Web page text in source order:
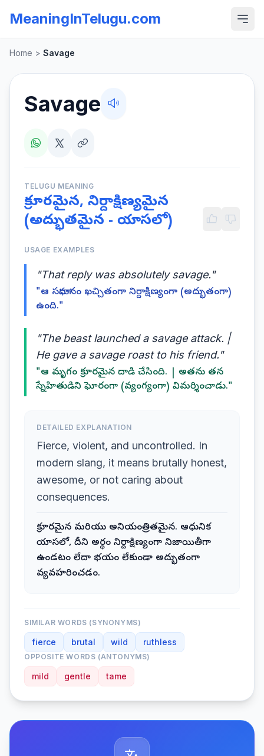
MeaningInTelugu.com
Home > Savage
Savage
TELUGU MEANING
క్రూరమైన, నిర్దాక్షిణ్యమైన
(అద్భుతమైన - యాసలో)
USAGE EXAMPLES
"That reply was absolutely savage."
"ఆ సమాధానం ఖచ్చితంగా నిర్దాక్షిణ్యంగా (అద్భుతంగా)
ఉంది."
"The beast launched a savage attack. |
He gave a savage roast to his friend."
"ఆ మృగం క్రూరమైన దాడి చేసింది. | అతను తన
స్నేహితుడిని ఘోరంగా (వ్యంగ్యంగా) విమర్శించాడు."
DETAILED EXPLANATION
Fierce, violent, and uncontrolled. In
modern slang, it means brutally honest,
awesome, or not caring about
consequences.
క్రూరమైన మరియు అనియంత్రితమైన. ఆధునిక
యాసలో, దీని అర్థం నిర్దాక్షిణ్యంగా నిజాయితీగా
ఉండటం లేదా భయం లేకుండా అద్భుతంగా
వ్యవహరించడం.
SIMILAR WORDS (SYNONYMS)
fierce brutal wild ruthless
OPPOSITE WORDS (ANTONYMS)
mild gentle tame